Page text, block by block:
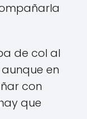
de col al
en
con
que